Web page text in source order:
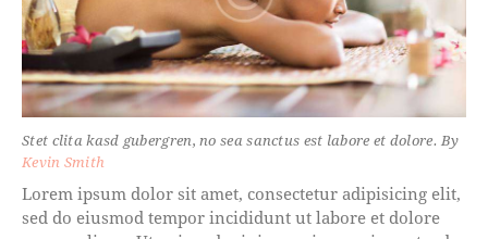
Stet clita kasd gubergren, no sea sanctus est labore et dolore. By
Kevin Smith
Lorem ipsum dolor sit amet, consectetur adipisicing elit,
sed do eiusmod tempor incididunt ut labore et dolore